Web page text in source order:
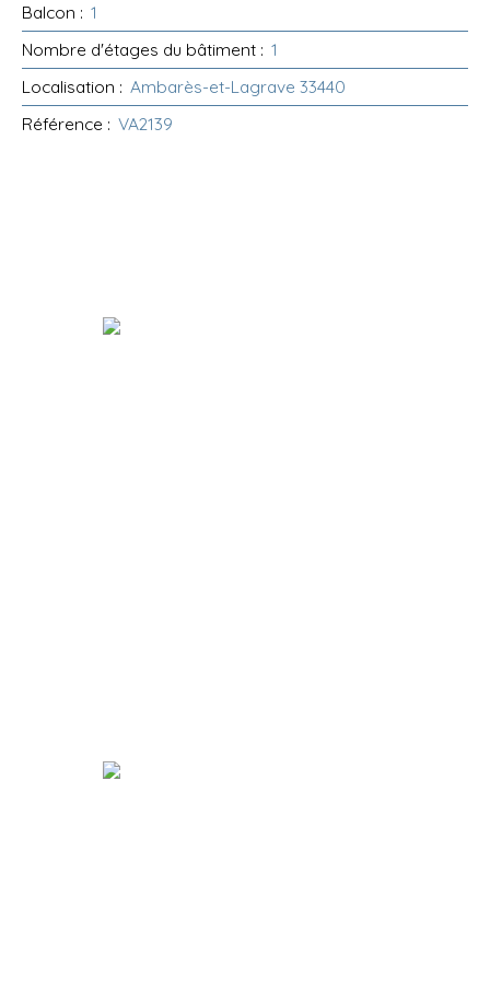
Balcon : 1
Nombre d'étages du bâtiment : 1
Localisation : Ambarès-et-Lagrave 33440
Référence : VA2139